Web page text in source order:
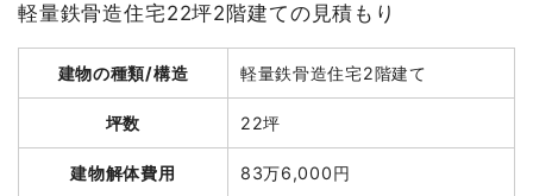
建物解体費用 192万4,100円
総額 374万円
軽量鉄骨造住宅22坪2階建ての見積もり
建物の種類/構造 軽量鉄骨造住宅2階建て
坪数 22坪
建物解体費用 83万6,000円